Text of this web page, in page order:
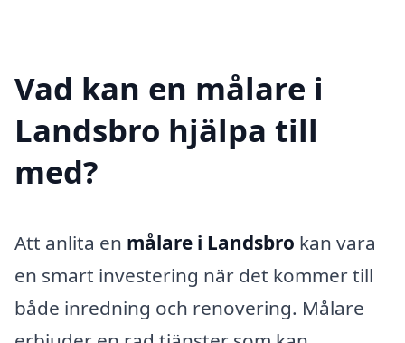
Vad kan en målare i
Landsbro hjälpa till
med?
Att anlita en målare i Landsbro kan vara
en smart investering när det kommer till
både inredning och renovering. Målare